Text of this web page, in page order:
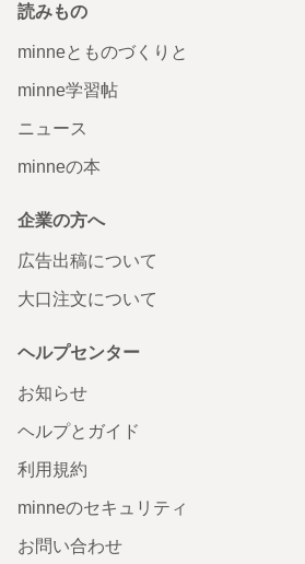
読みもの
minneとものづくりと
minne学習帖
ニュース
minneの本
企業の方へ
広告出稿について
大口注文について
ヘルプセンター
お知らせ
ヘルプとガイド
利用規約
minneのセキュリティ
お問い合わせ